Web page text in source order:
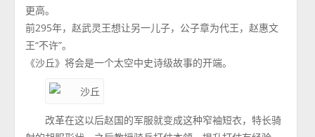
更高。
前295年，赵武灵王想让另一儿子，公子章为代王，赵惠文
王“不许”。
《沙丘》将会是一个太空中史诗级故事的开端。
改革在这以后赵国的军服就变成这种窄袖短衣，特长骑